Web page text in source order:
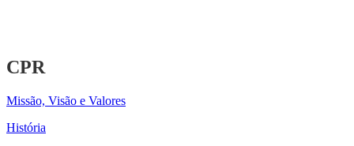
CPR
Missão, Visão e Valores
História